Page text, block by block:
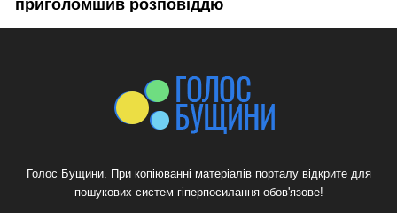
Голос Бущини. При копіюванні матеріалів порталу відкрите для
пошукових систем гіперпосилання обов'язове!